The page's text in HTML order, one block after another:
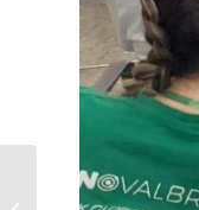
Associazione Filiera
Legno: innovazione